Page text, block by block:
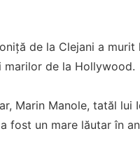
de la Clejani a
marilor de la Hollywood.
Marin Manole, tatăl
un mare lăutar în